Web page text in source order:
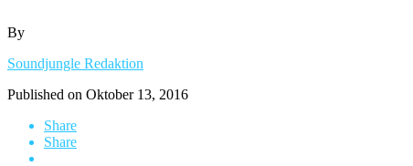
By
Soundjungle Redaktion
Published on Oktober 13, 2016
Share
Share